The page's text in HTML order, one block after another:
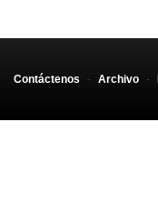
Contáctenos - Archivo -